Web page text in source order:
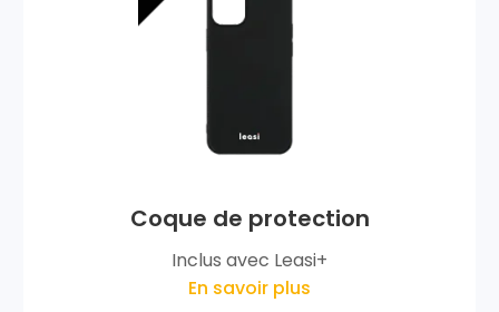
Coque de protection
Inclus avec Leasi+
En savoir plus